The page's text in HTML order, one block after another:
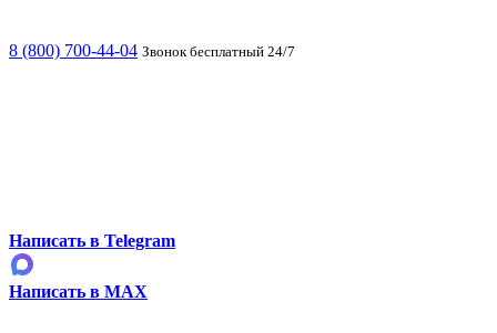
8 (800) 700-44-04 Звонок бесплатный 24/7
Написать в Telegram
Написать в MAX